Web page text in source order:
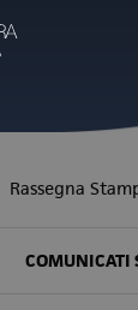
Rassegna
COMUNICATI